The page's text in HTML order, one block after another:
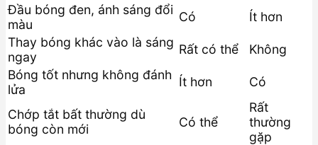
Đầu bóng đen, ánh sáng đổi
màu
Có
Ít hơn
Thay bóng khác vào là sáng
ngay
Rất có thể
Không
Bóng tốt nhưng không đánh
lửa
Ít hơn Có
Chớp tắt bất thường dù
bóng còn mới
Có thể
Rất
thường
gặp